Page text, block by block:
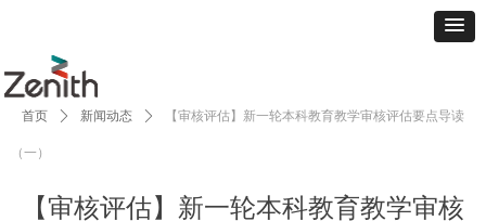
【审核评估】新一轮本科教育教学审核
首页 ꄲ 新闻动态 ꄲ 【审核评估】新一轮本科教育教学审核评估要点导读
（一）